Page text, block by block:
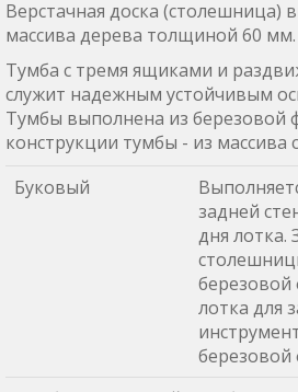
Верстачная доска (столешница)
массива дерева толщиной 60 мм.
Тумба с тремя ящиками и
служит надежным устойчивым
Тумбы выполнена из березовой
конструкции тумбы - из массива
Буковый
задней
дня лотка.
лотка для